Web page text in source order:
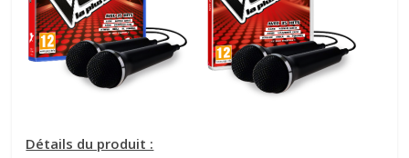
Détails du produit :